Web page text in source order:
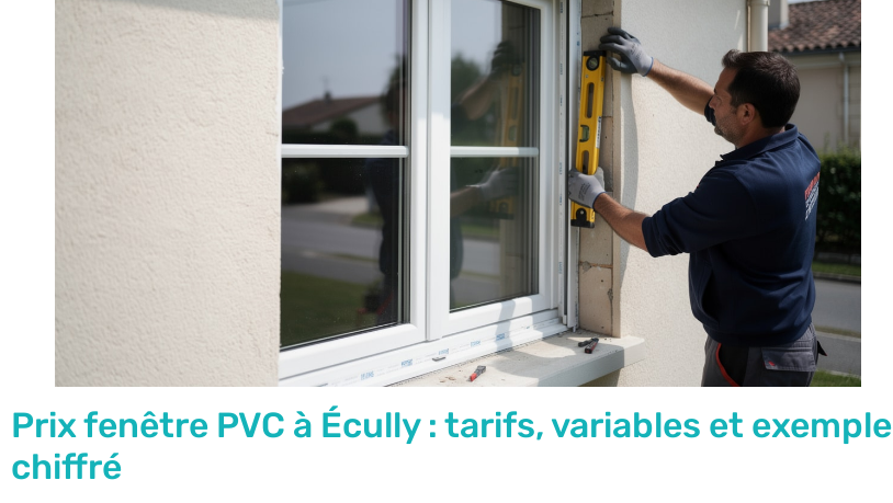
Prix fenêtre PVC à Écully : tarifs, variables et exemple
chiffré